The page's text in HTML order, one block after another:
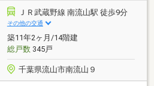
ＪＲ武蔵野線 南流山駅 徒歩9分
その他の交通
築11年2ヶ月/14階建
総戸数345戸
千葉県流山市南流山９